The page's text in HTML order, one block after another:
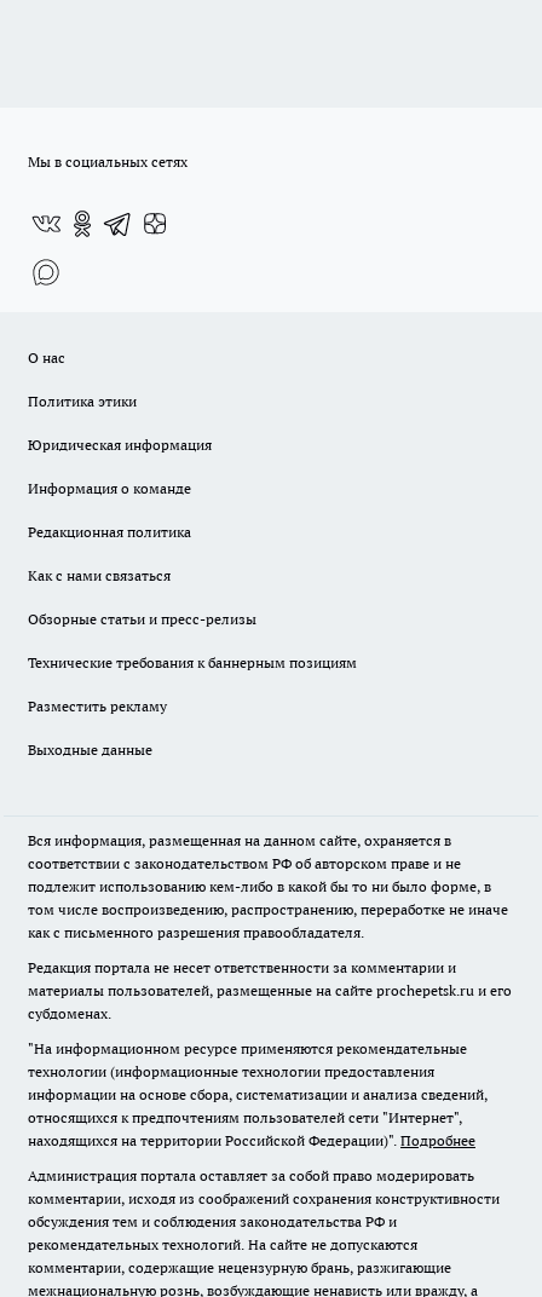
Мы в социальных сетях
О нас
Политика этики
Юридическая информация
Информация о команде
Редакционная политика
Как с нами связаться
Обзорные статьи и пресс-релизы
Технические требования к баннерным позициям
Разместить рекламу
Выходные данные
Вся информация, размещенная на данном сайте, охраняется в
соответствии с законодательством РФ об авторском праве и не
подлежит использованию кем-либо в какой бы то ни было форме, в
том числе воспроизведению, распространению, переработке не иначе
как с письменного разрешения правообладателя.
Редакция портала не несет ответственности за комментарии и
материалы пользователей, размещенные на сайте prochepetsk.ru и его
субдоменах.
"На информационном ресурсе применяются рекомендательные
технологии (информационные технологии предоставления
информации на основе сбора, систематизации и анализа сведений,
относящихся к предпочтениям пользователей сети "Интернет",
находящихся на территории Российской Федерации)". Подробнее
Администрация портала оставляет за собой право модерировать
комментарии, исходя из соображений сохранения конструктивности
обсуждения тем и соблюдения законодательства РФ и
рекомендательных технологий. На сайте не допускаются
комментарии, содержащие нецензурную брань, разжигающие
межнациональную рознь, возбуждающие ненависть или вражду, а